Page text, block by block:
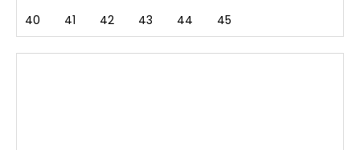
40 41 42 43 44 45